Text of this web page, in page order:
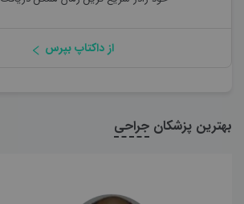
از داکتاپ بپرس
بهترین پزشکان جراحی